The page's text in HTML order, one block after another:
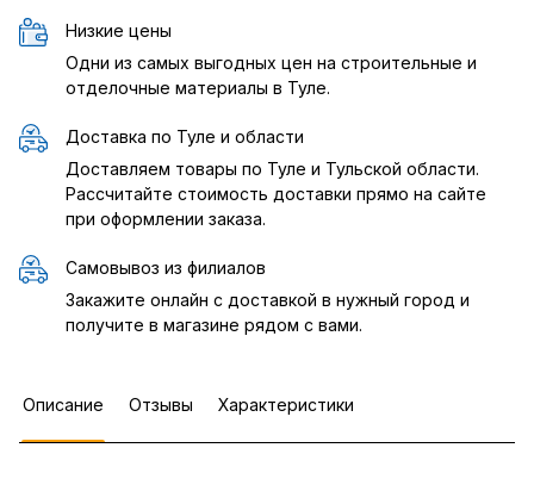
Низкие цены
Одни из самых выгодных цен на строительные и
отделочные материалы в Туле.
Доставка по Туле и области
Доставляем товары по Туле и Тульской области.
Рассчитайте стоимость доставки прямо на сайте
при оформлении заказа.
Самовывоз из филиалов
Закажите онлайн с доставкой в нужный город и
получите в магазине рядом с вами.
Описание Отзывы Характеристики